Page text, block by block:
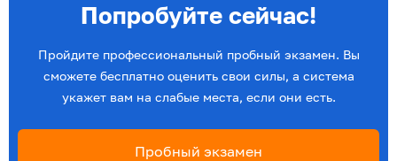
Попробуйте сейчас!
Пройдите профессиональный пробный экзамен. Вы
сможете бесплатно оценить свои силы, а система
укажет вам на слабые места, если они есть.
Пробный экзамен